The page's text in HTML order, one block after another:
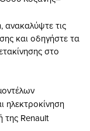
ανακαλύψτε τις
και οδηγήστε τα
στο
ηλεκτροκίνηση
της Renault